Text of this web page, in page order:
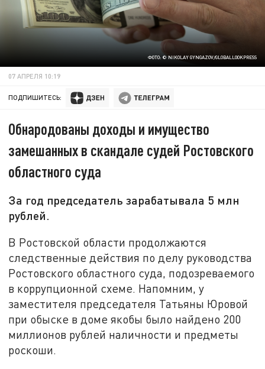
ФОТО: © NIKOLAY GYNGAZOV/GLOBALLOOKPRESS
07 АПРЕЛЯ 10:19
ПОДПИШИТЕСЬ:
Обнародованы доходы и имущество
замешанных в скандале судей Ростовского
областного суда
За год председатель зарабатывала 5 млн
рублей.
В Ростовской области продолжаются
следственные действия по делу руководства
Ростовского областного суда, подозреваемого
в коррупционной схеме. Напомним, у
заместителя председателя Татьяны Юровой
при обыске в доме якобы было найдено 200
миллионов рублей наличности и предметы
роскоши.